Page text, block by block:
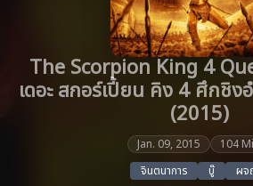
The Scorpion King 4
เดอะ สกอร์เปี้ยน คิง 4 ศึกชิง
(2015)
Jan. 09, 2015
104
จินตนาการ
บู๊ ผ